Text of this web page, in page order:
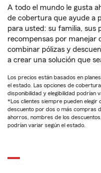
A todo el mundo le gusta
de cobertura que ayude a
para usted: su familia, sus
recompensas por manejar
combinar pólizas y
a crear una solución que
Los precios están basados en
el estado. Las opciones de
disponibilidad y elegibilidad podrían
*Los clientes siempre pueden elegir
descuento por dos o más compras
ahorros, nombres de los
podrían variar según el estado.